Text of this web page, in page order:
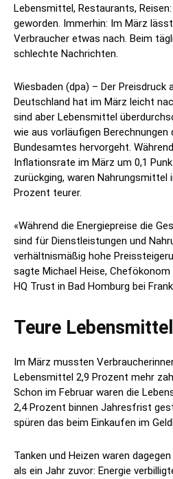
Lebensmittel, Restaurants,
geworden. Immerhin: Im März
Verbraucher etwas nach. Beim
schlechte Nachrichten.
Wiesbaden (dpa) – Der Preisdruck
Deutschland hat im März leicht
sind aber Lebensmittel
wie aus vorläufigen
Bundesamtes hervorgeht.
Inflationsrate im März um 0,1
zurückging, waren Nahrungsmittel
Prozent teurer.
«Während die Energiepreise die
sind für Dienstleistungen und
verhältnismäßig hohe
sagte Michael Heise,
HQ Trust in Bad Homburg bei
Teure Lebensmittel
Im März mussten
Lebensmittel 2,9 Prozent mehr
Schon im Februar waren die
2,4 Prozent binnen Jahresfrist
spüren das beim Einkaufen im
Tanken und Heizen waren
als ein Jahr zuvor: Energie